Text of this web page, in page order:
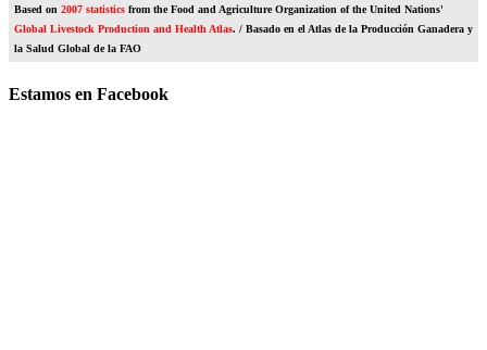
Based on 2007 statistics from the Food and Agriculture Organization of the United Nations'
Global Livestock Production and Health Atlas. / Basado en el Atlas de la Producción Ganadera y
la Salud Global de la FAO
Estamos en Facebook